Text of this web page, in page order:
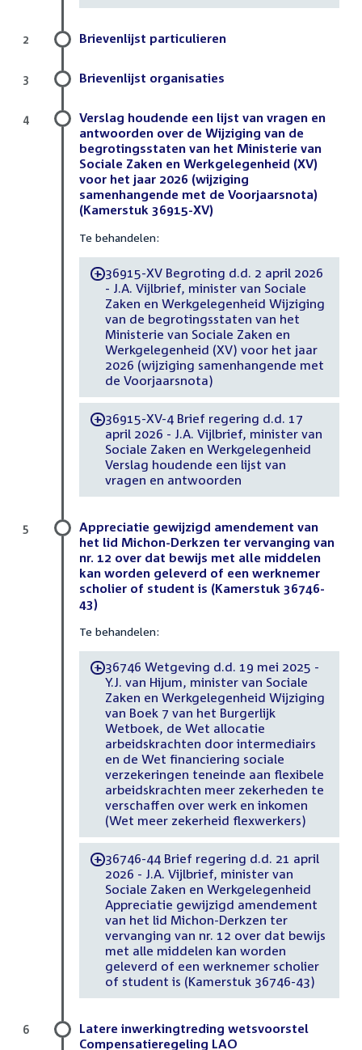
Brievenlijst particulieren
2
Brievenlijst organisaties
3
Verslag houdende een lijst van vragen en
antwoorden over de Wijziging van de
begrotingsstaten van het Ministerie van
Sociale Zaken en Werkgelegenheid (XV)
voor het jaar 2026 (wijziging
samenhangende met de Voorjaarsnota)
(Kamerstuk 36915-XV)
Te behandelen:
-36915-XV Begroting d.d. 2 april 2026
- J.A. Vijlbrief, minister van Sociale
Zaken en Werkgelegenheid Wijziging
van de begrotingsstaten van het
Ministerie van Sociale Zaken en
Werkgelegenheid (XV) voor het jaar
2026 (wijziging samenhangende met
de Voorjaarsnota)
-36915-XV-4 Brief regering d.d. 17
april 2026 - J.A. Vijlbrief, minister van
Sociale Zaken en Werkgelegenheid
Verslag houdende een lijst van
vragen en antwoorden
4
Appreciatie gewijzigd amendement van
het lid Michon-Derkzen ter vervanging van
nr. 12 over dat bewijs met alle middelen
kan worden geleverd of een werknemer
scholier of student is (Kamerstuk 36746-
43)
Te behandelen:
-36746 Wetgeving d.d. 19 mei 2025 -
Y.J. van Hijum, minister van Sociale
Zaken en Werkgelegenheid Wijziging
van Boek 7 van het Burgerlijk
Wetboek, de Wet allocatie
arbeidskrachten door intermediairs
en de Wet financiering sociale
verzekeringen teneinde aan flexibele
arbeidskrachten meer zekerheden te
verschaffen over werk en inkomen
(Wet meer zekerheid flexwerkers)
-36746-44 Brief regering d.d. 21 april
2026 - J.A. Vijlbrief, minister van
Sociale Zaken en Werkgelegenheid
Appreciatie gewijzigd amendement
van het lid Michon-Derkzen ter
vervanging van nr. 12 over dat bewijs
met alle middelen kan worden
geleverd of een werknemer scholier
of student is (Kamerstuk 36746-43)
5
Latere inwerkingtreding wetsvoorstel
Compensatieregeling LAO
6